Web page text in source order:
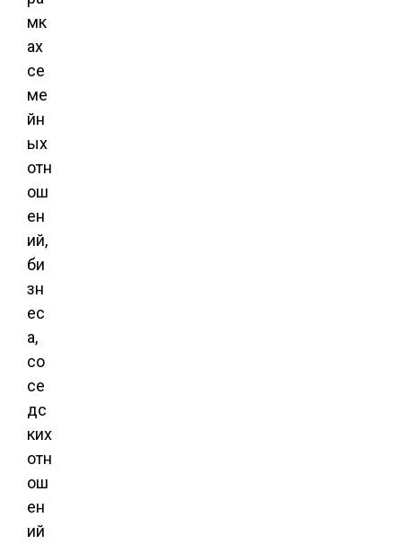
мк
ах
се
ме
йн
ых
отн
ош
ен
ий,
би
зн
ес
а,
со
се
дс
ких
отн
ош
ен
ий